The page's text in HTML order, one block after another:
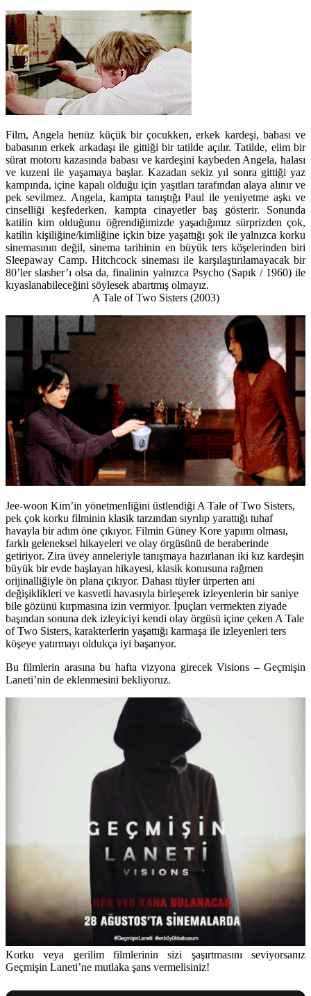
Film, Angela henüz küçük bir çocukken, erkek kardeşi, babası ve
babasının erkek arkadaşı ile gittiği bir tatilde açılır. Tatilde, elim bir
sürat motoru kazasında babası ve kardeşini kaybeden Angela, halası
ve kuzeni ile yaşamaya başlar. Kazadan sekiz yıl sonra gittiği yaz
kampında, içine kapalı olduğu için yaşıtları tarafından alaya alınır ve
pek sevilmez. Angela, kampta tanıştığı Paul ile yeniyetme aşkı ve
cinselliği keşfederken, kampta cinayetler baş gösterir. Sonunda
katilin kim olduğunu öğrendiğimizde yaşadığımız sürprizden çok,
katilin kişiliğine/kimliğine içkin bize yaşattığı şok ile yalnızca korku
sinemasının değil, sinema tarihinin en büyük ters köşelerinden biri
Sleepaway Camp. Hitchcock sineması ile karşılaştırılamayacak bir
80’ler slasher’ı olsa da, finalinin yalnızca Psycho (Sapık / 1960) ile
kıyaslanabileceğini söylesek abartmış olmayız.
A Tale of Two Sisters (2003)
Jee-woon Kim’in yönetmenliğini üstlendiği A Tale of Two Sisters,
pek çok korku filminin klasik tarzından sıyrılıp yarattığı tuhaf
havayla bir adım öne çıkıyor. Filmin Güney Kore yapımı olması,
farklı geleneksel hikayeleri ve olay örgüsünü de beraberinde
getiriyor. Zira üvey anneleriyle tanışmaya hazırlanan iki kız kardeşin
büyük bir evde başlayan hikayesi, klasik konusuna rağmen
orijinalliğiyle ön plana çıkıyor. Dahası tüyler ürperten ani
değişiklikleri ve kasvetli havasıyla birleşerek izleyenlerin bir saniye
bile gözünü kırpmasına izin vermiyor. İpuçları vermekten ziyade
başından sonuna dek izleyiciyi kendi olay örgüsü içine çeken A Tale
of Two Sisters, karakterlerin yaşattığı karmaşa ile izleyenleri ters
köşeye yatırmayı oldukça iyi başarıyor.
Bu filmlerin arasına bu hafta vizyona girecek Visions – Geçmişin
Laneti’nin de eklenmesini bekliyoruz.
Korku veya gerilim filmlerinin sizi şaşırtmasını seviyorsanız
Geçmişin Laneti’ne mutlaka şans vermelisiniz!